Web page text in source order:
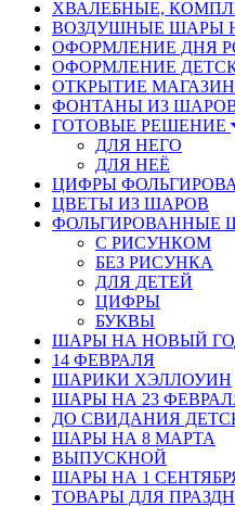
ХВАЛЕБНЫЕ,
ВОЗДУШНЫЕ ШАРЫ
ОФОРМЛЕНИЕ ДНЯ
ОФОРМЛЕНИЕ
ОТКРЫТИЕ
ФОНТАНЫ ИЗ
ГОТОВЫЕ РЕШЕНИЕ
ДЛЯ НЕГО
ДЛЯ НЕЁ
ЦИФРЫ
ЦВЕТЫ ИЗ ШАРОВ
ФОЛЬГИРОВАННЫЕ
С РИСУНКОМ
БЕЗ РИСУНКА
ДЛЯ ДЕТЕЙ
ЦИФРЫ
БУКВЫ
ШАРЫ НА НОВЫЙ
14 ФЕВРАЛЯ
ШАРИКИ ХЭЛЛОУИН
ШАРЫ НА 23
ДО СВИДАНИЯ
ШАРЫ НА 8 МАРТА
ВЫПУСКНОЙ
ШАРЫ НА 1
ТОВАРЫ ДЛЯ